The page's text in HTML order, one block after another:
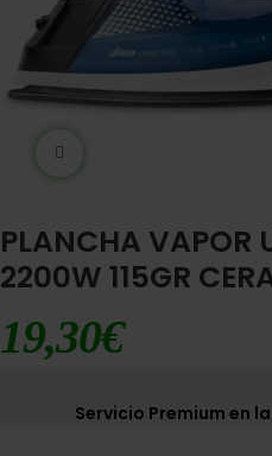
PLANCHA VAPOR
2200W 115GR
19,30€
Servicio Premium en